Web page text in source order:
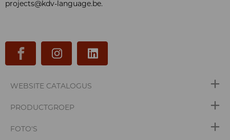
projects@kdv-language.be.
WEBSITE CATALOGUS
PRODUCTGROEP
FOTO'S